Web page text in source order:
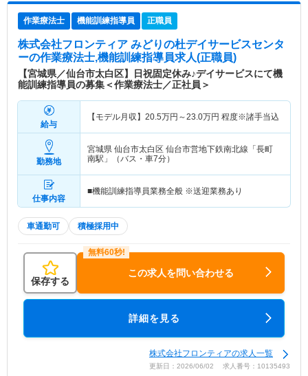
作業療法士 機能訓練指導員 正職員
株式会社フロンティア みどりの杜デイサービスセンタ
ーの作業療法士,機能訓練指導員求人(正職員)
【宮城県／仙台市太白区】日祝固定休み♪デイサービスにて機
能訓練指導員の募集＜作業療法士／正社員＞
給与
【モデル月収】 20.5万円～23.0万円 程度※諸手当込
勤務地
宮城県 仙台市太白区 仙台市営地下鉄南北線「長町
南駅」（バス・車7分）
仕事内容
■機能訓練指導員業務全般 ※送迎業務あり
車通勤可 積極採用中
保存する
この求人を問い合わせる
詳細を見る
株式会社フロンティアの求人一覧
更新日：2026/06/02 求人番号：10135493